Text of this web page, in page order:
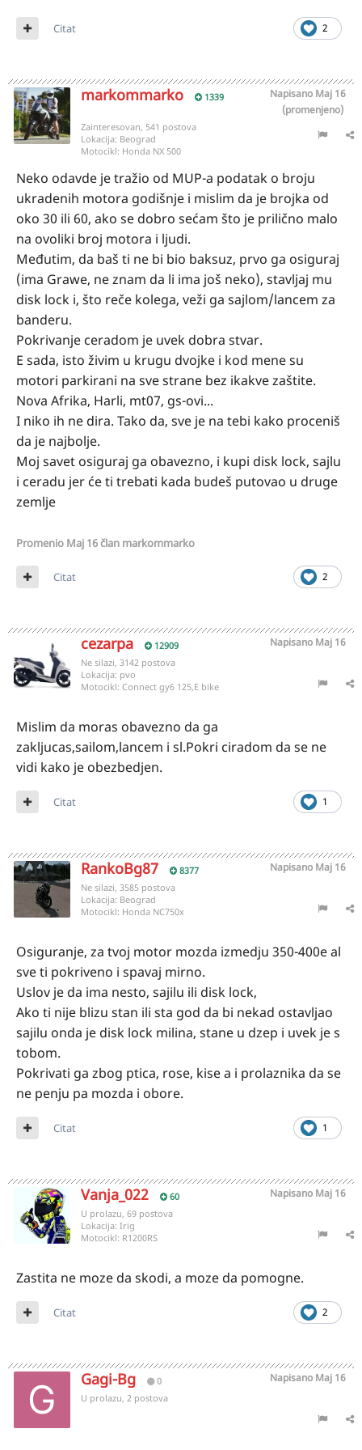
2
Citat
markommarko 1339 Napisano Maj 16
(promenjeno)
Zainteresovan, 541 postova
Lokacija: Beograd
Motocikl: Honda NX 500
Neko odavde je tražio od MUP-a podatak o broju
ukradenih motora godišnje i mislim da je brojka od
oko 30 ili 60, ako se dobro sećam što je prilično malo
na ovoliki broj motora i ljudi.
Međutim, da baš ti ne bi bio baksuz, prvo ga osiguraj
(ima Grawe, ne znam da li ima još neko), stavljaj mu
disk lock i, što reče kolega, veži ga sajlom/lancem za
banderu.
Pokrivanje ceradom je uvek dobra stvar.
E sada, isto živim u krugu dvojke i kod mene su
motori parkirani na sve strane bez ikakve zaštite.
Nova Afrika, Harli, mt07, gs-ovi...
I niko ih ne dira. Tako da, sve je na tebi kako proceniš
da je najbolje.
Moj savet osiguraj ga obavezno, i kupi disk lock, sajlu
i ceradu jer će ti trebati kada budeš putovao u druge
zemlje
Promenio Maj 16član markommarko
2
Citat
cezarpa 12909 Napisano Maj 16
Ne silazi, 3142 postova
Lokacija: pvo
Motocikl: Connect gy6 125,E bike
Mislim da moras obavezno da ga
zakljucas,sailom,lancem i sl.Pokri ciradom da se ne
vidi kako je obezbedjen.
1
Citat
RankoBg87 8377 Napisano Maj 16
Ne silazi, 3585 postova
Lokacija: Beograd
Motocikl: Honda NC750x
Osiguranje, za tvoj motor mozda izmedju 350-400e al
sve ti pokriveno i spavaj mirno.
Uslov je da ima nesto, sajilu ili disk lock,
Ako ti nije blizu stan ili sta god da bi nekad ostavljao
sajilu onda je disk lock milina, stane u dzep i uvek je s
tobom.
Pokrivati ga zbog ptica, rose, kise a i prolaznika da se
ne penju pa mozda i obore.
1
Citat
Vanja_022 60 Napisano Maj 16
U prolazu, 69 postova
Lokacija: Irig
Motocikl: R1200RS
Zastita ne moze da skodi, a moze da pomogne.
2
Citat
Gagi-Bg 0 Napisano Maj 16
U prolazu, 2 postova